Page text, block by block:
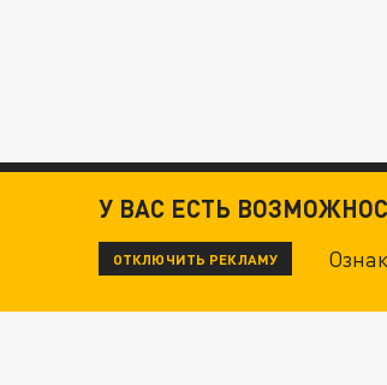
У ВАС ЕСТЬ
ОТКЛЮЧИТЬ РЕКЛАМУ